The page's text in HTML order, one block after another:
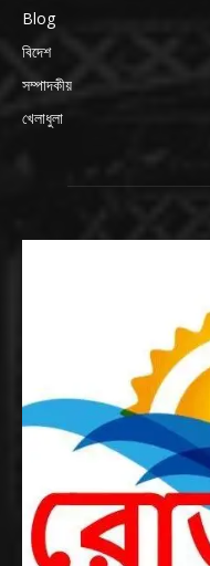
Blog
বিদেশ
সম্পাদকীয়
খেলাধুলা